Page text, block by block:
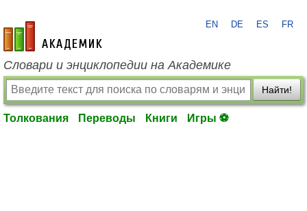
academic.ru
EN DE ES FR
Словари и энциклопедии на Академике
Найти!
Толкования Переводы Книги Игры ⚽